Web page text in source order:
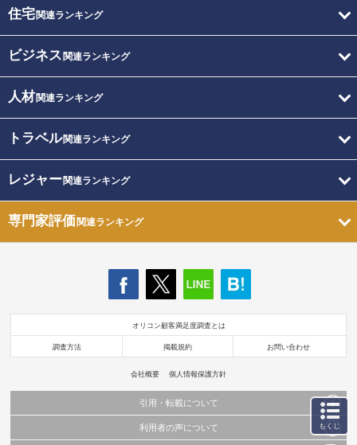
住宅関連ランキング
ビジネス 関連ランキング
人材関連ランキング
トラベル関連ランキング
レジャー関連ランキング
専門家評価関連ランキング
オリコン顧客満足度調査とは
調査方法 掲載規約 お問い合わせ
会社概要 個人情報保護方針
引用・転載について
当サイトで公開されている情報（文字、写真、イラスト、画像データ等）及びこれらの配
利用者の声について もくじ